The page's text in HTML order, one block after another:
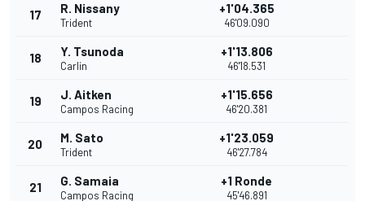
17 R. Nissany
Trident
+1'04.365
46'09.090
18 Y. Tsunoda
Carlin
+1'13.806
46'18.531
19 J. Aitken
Campos Racing
+1'15.656
46'20.381
20 M. Sato
Trident
+1'23.059
46'27.784
21 G. Samaia
Campos Racing
+1 Ronde
45'46.891